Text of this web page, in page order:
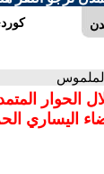
الحوار
اليساري